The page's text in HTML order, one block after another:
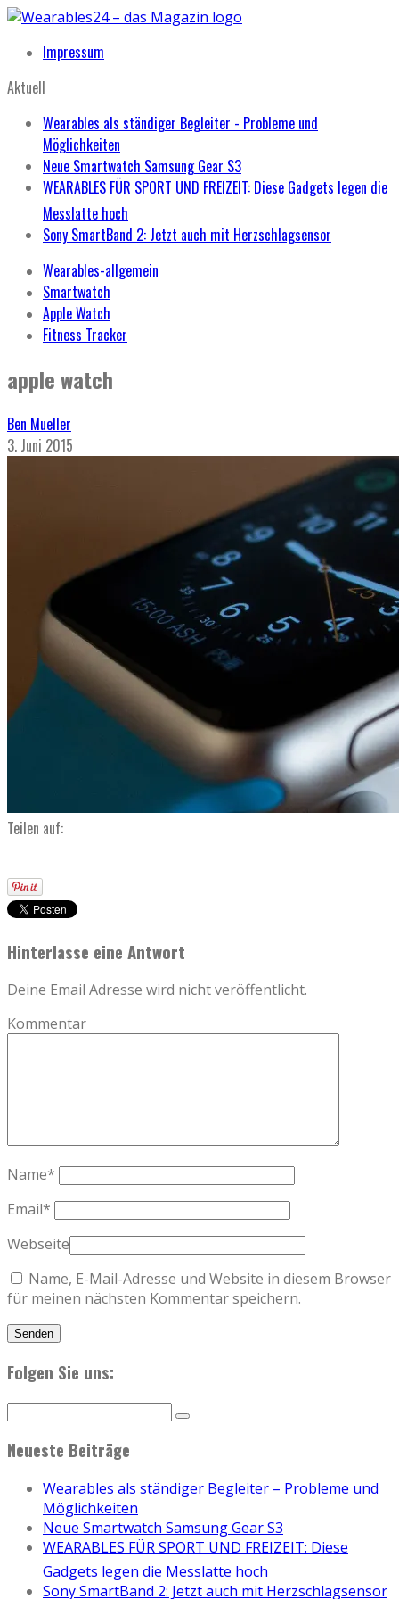
Impressum
Aktuell
Wearables als ständiger Begleiter - Probleme und
Möglichkeiten
Neue Smartwatch Samsung Gear S3
WEARABLES FÜR SPORT UND FREIZEIT: Diese Gadgets legen die
Messlatte hoch
Sony SmartBand 2: Jetzt auch mit Herzschlagsensor
Wearables-allgemein
Smartwatch
Apple Watch
Fitness Tracker
apple watch
Ben Mueller
3. Juni 2015
Teilen auf:
Hinterlasse eine Antwort
Deine Email Adresse wird nicht veröffentlicht.
Kommentar
Name*
Email*
Webseite
Name, E-Mail-Adresse und Website in diesem Browser
für meinen nächsten Kommentar speichern.
Folgen Sie uns:
Neueste Beiträge
Wearables als ständiger Begleiter – Probleme und
Möglichkeiten
Neue Smartwatch Samsung Gear S3
WEARABLES FÜR SPORT UND FREIZEIT: Diese
Gadgets legen die Messlatte hoch
Sony SmartBand 2: Jetzt auch mit Herzschlagsensor